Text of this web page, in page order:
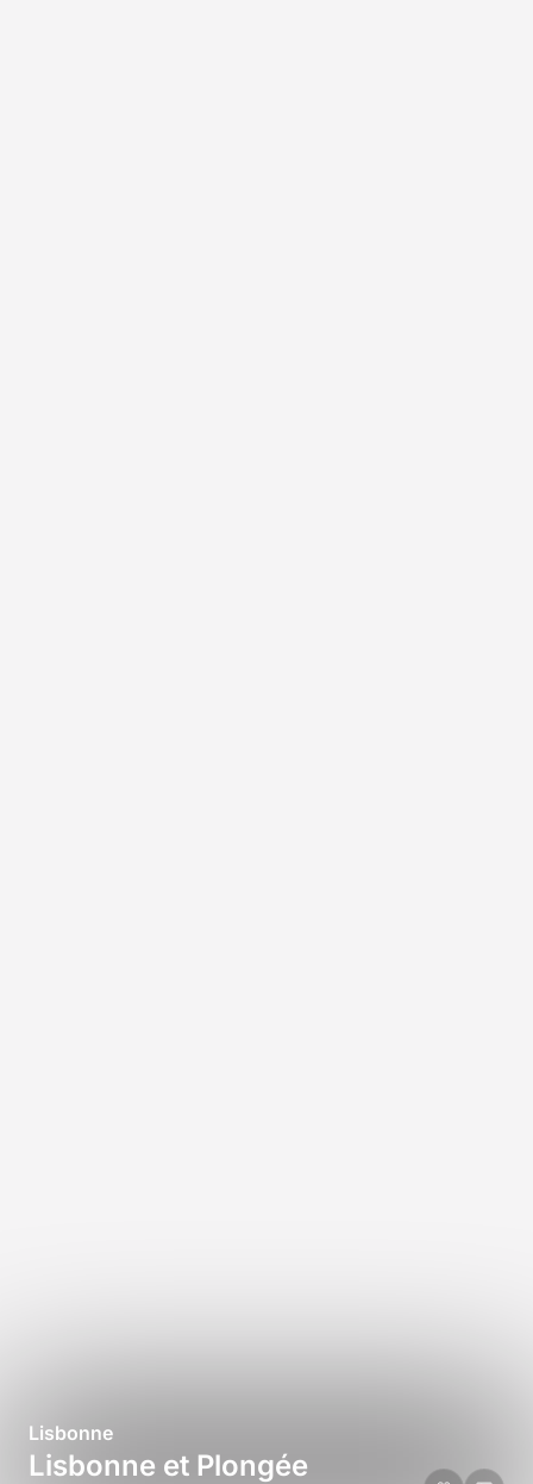
Lisbonne
Lisbonne et Plongée